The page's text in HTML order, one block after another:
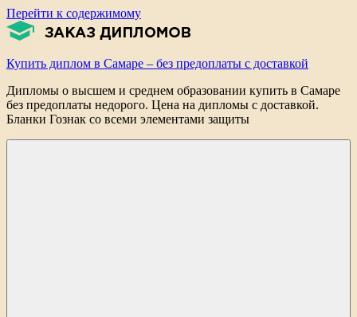
Перейти к содержимому
Купить диплом в Самаре – без предоплаты с доставкой
Дипломы о высшем и среднем образовании купить в Самаре
без предоплаты недорого. Цена на дипломы с доставкой.
Бланки Гознак со всеми элементами защиты